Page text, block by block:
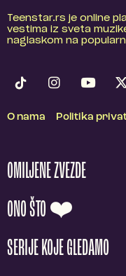
Teenstar.rs je online
vestima iz sveta
naglaskom na
O nama Politika
OMILJENE ZVEZDE
ONO ŠTO ❤️
SERIJE KOJE GLEDAMO